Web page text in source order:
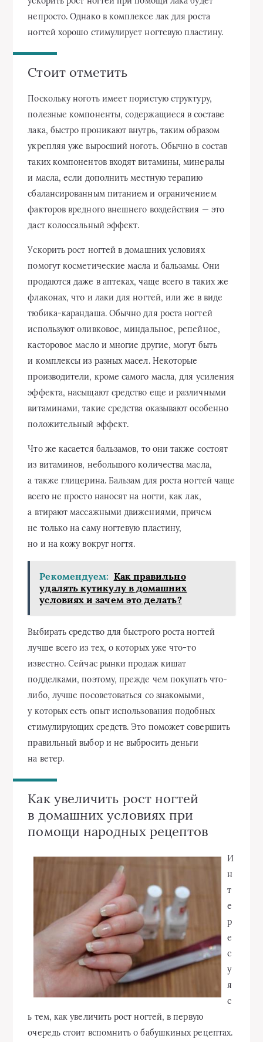
непросто. Однако в комплексе лак для роста
ногтей хорошо стимулирует ногтевую пластину.
Стоит отметить
Поскольку ноготь имеет пористую структуру,
полезные компоненты, содержащиеся в составе
лака, быстро проникают внутрь, таким образом
укрепляя уже выросший ноготь. Обычно в состав
таких компонентов входят витамины, минералы
и масла, если дополнить местную терапию
сбалансированным питанием и ограничением
факторов вредного внешнего воздействия — это
даст колоссальный эффект.
Ускорить рост ногтей в домашних условиях
помогут косметические масла и бальзамы. Они
продаются даже в аптеках, чаще всего в таких же
флаконах, что и лаки для ногтей, или же в виде
тюбика-карандаша. Обычно для роста ногтей
используют оливковое, миндальное, репейное,
касторовое масло и многие другие, могут быть
и комплексы из разных масел. Некоторые
производители, кроме самого масла, для усиления
эффекта, насыщают средство еще и различными
витаминами, такие средства оказывают особенно
положительный эффект.
Что же касается бальзамов, то они также состоят
из витаминов, небольшого количества масла,
а также глицерина. Бальзам для роста ногтей чаще
всего не просто наносят на ногти, как лак,
а втирают массажными движениями, причем
не только на саму ногтевую пластину,
но и на кожу вокруг ногтя.
Рекомендуем: Как правильно
удалять кутикулу в домашних
условиях и зачем это делать?
Выбирать средство для быстрого роста ногтей
лучше всего из тех, о которых уже что-то
известно. Сейчас рынки продаж кишат
подделками, поэтому, прежде чем покупать что-
либо, лучше посоветоваться со знакомыми,
у которых есть опыт использования подобных
стимулирующих средств. Это поможет совершить
правильный выбор и не выбросить деньги
на ветер.
Как увеличить рост ногтей
в домашних условиях при
помощи народных рецептов
И
н
т
е
р
е
с
у
я
с
ь тем, как увеличить рост ногтей, в первую
очередь стоит вспомнить о бабушкиных рецептах.